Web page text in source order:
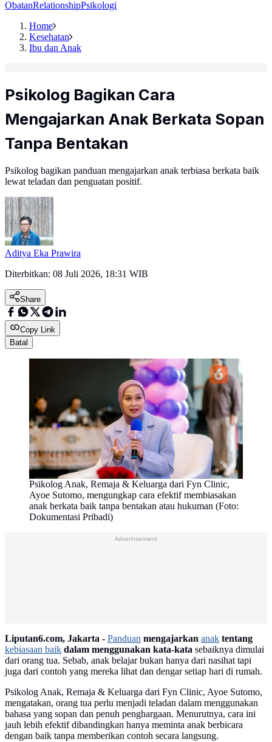
ObatanRelationshipPsikologi
Home
Kesehatan
Ibu dan Anak
Psikolog Bagikan Cara
Mengajarkan Anak Berkata Sopan
Tanpa Bentakan
Psikolog bagikan panduan mengajarkan anak terbiasa berkata baik
lewat teladan dan penguatan positif.
Aditya Eka Prawira
Diterbitkan: 08 Juli 2026, 18:31 WIB
Share
Copy Link
Batal
Psikolog Anak, Remaja & Keluarga dari Fyn Clinic,
Ayoe Sutomo, mengungkap cara efektif membiasakan
anak berkata baik tanpa bentakan atau hukuman (Foto:
Dokumentasi Pribadi)
Advertisement
Liputan6.com, Jakarta - Panduan mengajarkan anak tentang
kebiasaan baik dalam menggunakan kata-kata sebaiknya dimulai
dari orang tua. Sebab, anak belajar bukan hanya dari nasihat tapi
juga dari contoh yang mereka lihat dan dengar setiap hari di rumah.
Psikolog Anak, Remaja & Keluarga dari Fyn Clinic, Ayoe Sutomo,
mengatakan, orang tua perlu menjadi teladan dalam menggunakan
bahasa yang sopan dan penuh penghargaan. Menurutnya, cara ini
jauh lebih efektif dibandingkan hanya meminta anak berbicara
dengan baik tanpa memberikan contoh secara langsung.